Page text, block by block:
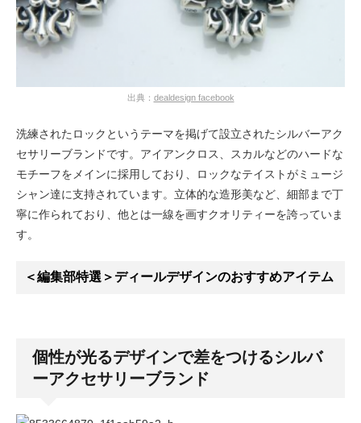
出典： dealdesign facebook
洗練されたロックというテーマを掲げて設立されたシルバーアク
セサリーブランドです。アイアンクロス、スカルなどのハードな
モチーフをメインに採用しており、ロックなテイストがミュージ
シャン達に支持されています。立体的な造形美など、細部まで丁
寧に作られており、他とは一線を画すクオリティーを誇っていま
す。
＜編集部特選＞ディールデザインのおすすめアイテム
個性が光るデザインで差をつけるシルバ
ーアクセサリーブランド